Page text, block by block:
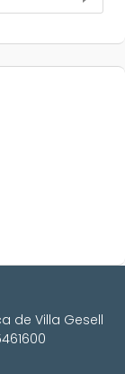
de Villa Gesell